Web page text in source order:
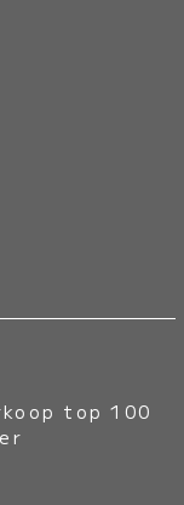
top 100